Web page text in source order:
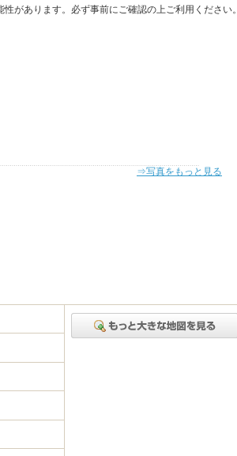
があります。必ず事前にご確認の上ご利用ください。
⇒写真をもっと見る